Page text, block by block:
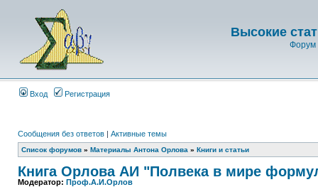
Высокие
Форум
Вход Регистрация
Сообщения без ответов | Активные темы
Список форумов » Материалы Антона Орлова » Книги и статьи
Книга Орлова АИ "Полвека в мире
Модератор: Проф.А.И.Орлов